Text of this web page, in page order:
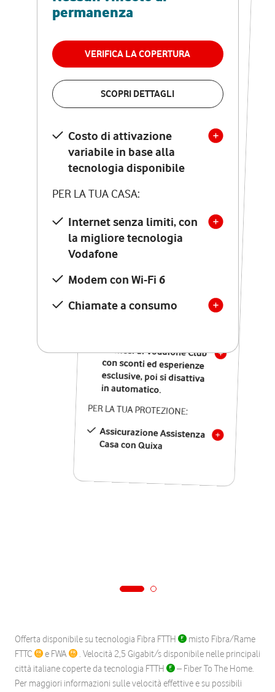
permanenza
VERIFICA LA COPERTURA
SCOPRI DETTAGLI
Costo di attivazione
variabile in base alla
tecnologia disponibile
PER LA TUA CASA:
Internet senza limiti, con
la migliore tecnologia
Vodafone
Modem con Wi-Fi 6
Chiamate a consumo
29,95€
permanenza
VERIFICA LA COPERTURA
Costo di attivazione
variabile in base alla
tecnologia disponibile
PER LA TUA CASA:
Internet senza limiti, con
la migliore tecnologia
Vodafone
Modem Seven con Wi-Fi 7
Chiamate illimitate verso
numeri fissi e mobili
nazionali
12 mesi di Vodafone Club
con sconti ed esperienze
esclusive, poi si disattiva
in automatico.
PER LA TUA PROTEZIONE:
Assicurazione Assistenza
Casa con Quixa
Offerta disponibile su tecnologia Fibra FTTH
misto Fibra/Rame
FTTC
e FWA
. Velocità 2,5 Gigabit/s disponibile nelle principali
città italiane coperte da tecnologia FTTH
– Fiber To The Home.
Per maggiori informazioni sulle velocità effettive e su possibili